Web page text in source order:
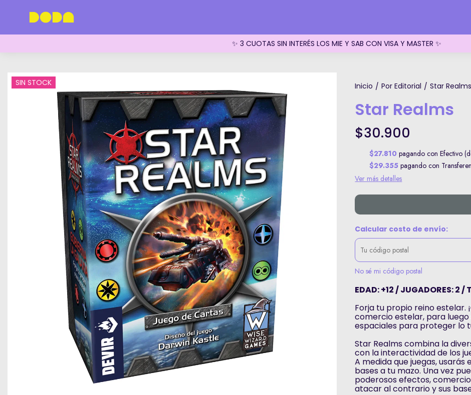
✨ 3 CUOTAS SIN INTERÉS LOS MIE Y SAB CON VISA Y MASTER ✨
SIN STOCK Inicio / Por Editorial / Star Realms
Star Realms
$30.900
$27.810 pagando con Efectivo
$29.355 pagando con
Ver más detalles
Calcular costo de envío:
No sé mi código postal
EDAD: +12 / JUGADORES: 2 /
Forja tu propio reino estelar.
comercio estelar, para
espaciales para proteger lo
Star Realms combina la
con la interactividad de los
A medida que juegas,
bases a tu mazo. Una vez
poderosos efectos,
atacar al contrario y sus